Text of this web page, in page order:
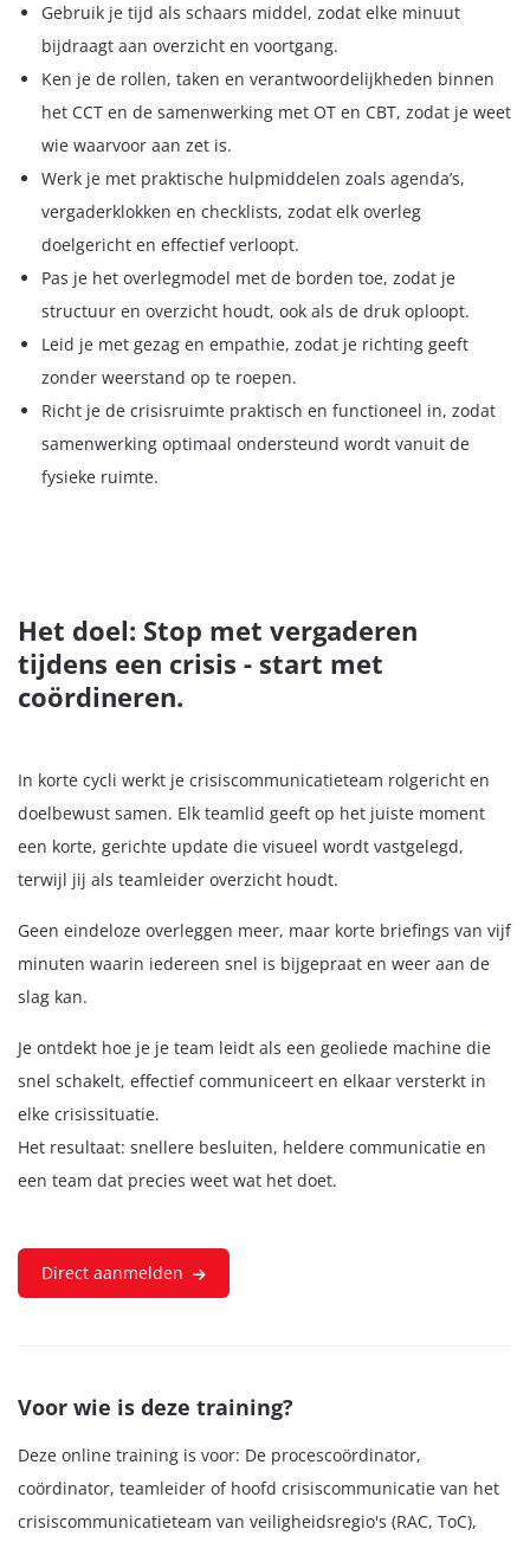
Gebruik je tijd als schaars middel, zodat elke minuut
bijdraagt aan overzicht en voortgang.
Ken je de rollen, taken en verantwoordelijkheden binnen
het CCT en de samenwerking met OT en CBT, zodat je weet
wie waarvoor aan zet is.
Werk je met praktische hulpmiddelen zoals agenda’s,
vergaderklokken en checklists, zodat elk overleg
doelgericht en effectief verloopt.
Pas je het overlegmodel met de borden toe, zodat je
structuur en overzicht houdt, ook als de druk oploopt.
Leid je met gezag en empathie, zodat je richting geeft
zonder weerstand op te roepen.
Richt je de crisisruimte praktisch en functioneel in, zodat
samenwerking optimaal ondersteund wordt vanuit de
fysieke ruimte.
Het doel: Stop met vergaderen
tijdens een crisis - start met
coördineren.
In korte cycli werkt je crisiscommunicatieteam rolgericht en
doelbewust samen. Elk teamlid geeft op het juiste moment
een korte, gerichte update die visueel wordt vastgelegd,
terwijl jij als teamleider overzicht houdt.
Geen eindeloze overleggen meer, maar korte briefings van vijf
minuten waarin iedereen snel is bijgepraat en weer aan de
slag kan.
Je ontdekt hoe je je team leidt als een geoliede machine die
snel schakelt, effectief communiceert en elkaar versterkt in
elke crisissituatie.
Het resultaat: snellere besluiten, heldere communicatie en
een team dat precies weet wat het doet.
Direct aanmelden
Voor wie is deze training?
Deze online training is voor: De procescoördinator,
coördinator, teamleider of hoofd crisiscommunicatie van het
crisiscommunicatieteam van veiligheidsregio's (RAC, ToC),